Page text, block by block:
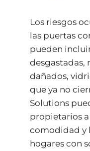
Los riesgos
las puertas
pueden
desgastadas,
dañados,
que ya no
Solutions
propietarios
comodidad y
hogares con